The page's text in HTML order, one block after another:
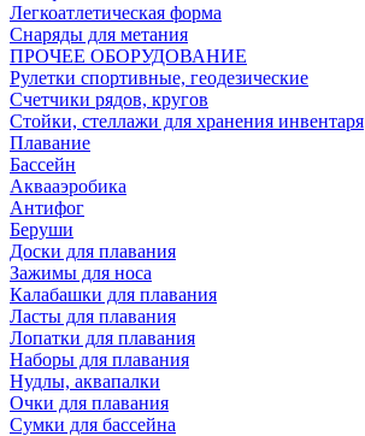
Легкоатлетическая форма
Снаряды для метания
ПРОЧЕЕ ОБОРУДОВАНИЕ
Рулетки спортивные, геодезические
Счетчики рядов, кругов
Стойки, стеллажи для хранения инвентаря
Плавание
Бассейн
Аквааэробика
Антифог
Беруши
Доски для плавания
Зажимы для носа
Калабашки для плавания
Ласты для плавания
Лопатки для плавания
Наборы для плавания
Нудлы, аквапалки
Очки для плавания
Сумки для бассейна